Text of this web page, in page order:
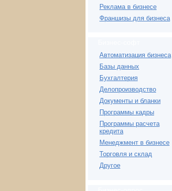
Реклама в бизнесе
Франшизы для бизнеса
Автоматизация бизнеса
Базы данных
Бухгалтерия
Делопроизводство
Документы и бланки
Программы кадры
Программы расчета
кредита
Менеджмент в бизнесе
Торговля и склад
Другое